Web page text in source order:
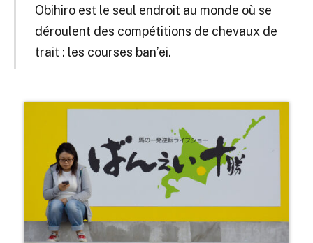
Obihiro est le seul endroit au monde où se
déroulent des compétitions de chevaux de
trait : les courses ban’ei.